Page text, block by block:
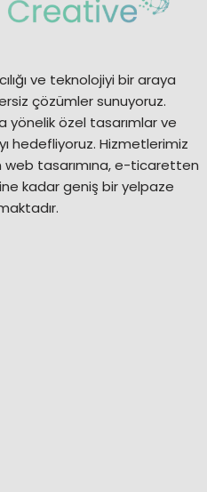
ve teknolojiyi bir araya
çözümler sunuyoruz.
yönelik özel tasarımlar ve
hedefliyoruz. Hizmetlerimiz
web tasarımına, e-ticaretten
kadar geniş bir yelpaze